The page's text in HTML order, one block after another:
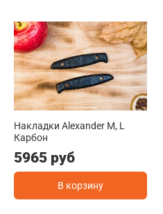
Накладки Alexander M, L
Карбон
5965 руб
В корзину